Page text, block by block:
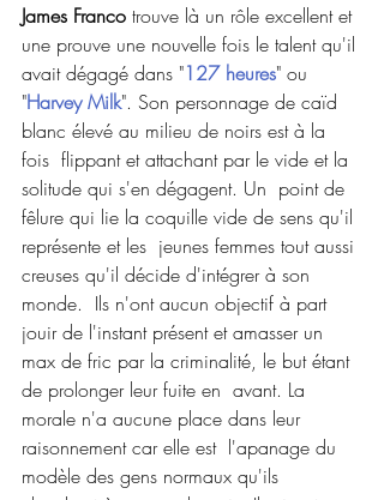
James Franco trouve là un rôle excellent et
une prouve une nouvelle fois le talent qu'il
avait dégagé dans "127 heures" ou
"Harvey Milk". Son personnage de caïd
blanc élevé au milieu de noirs est à la
fois  flippant et attachant par le vide et la
solitude qui s'en dégagent. Un  point de
fêlure qui lie la coquille vide de sens qu'il
représente et les  jeunes femmes tout aussi
creuses qu'il décide d'intégrer à son
monde.  Ils n'ont aucun objectif à part
jouir de l'instant présent et amasser un
max de fric par la criminalité, le but étant
de prolonger leur fuite en  avant. La
morale n'a aucune place dans leur
raisonnement car elle est  l'apanage du
modèle des gens normaux qu'ils